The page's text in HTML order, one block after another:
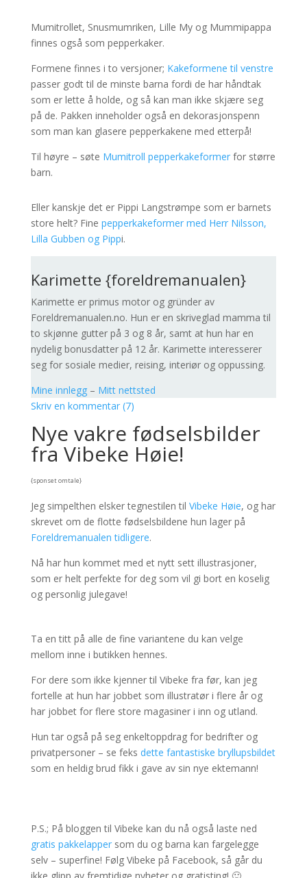
Mumitrollet, Snusmumriken, Lille My og Mummipappa
finnes også som pepperkaker.
Formene finnes i to versjoner; Kakeformene til venstre
passer godt til de minste barna fordi de har håndtak
som er lette å holde, og så kan man ikke skjære seg
på de. Pakken inneholder også en dekorasjonspenn
som man kan glasere pepperkakene med etterpå!
Til høyre – søte Mumitroll pepperkakeformerfor større
barn.
Eller kanskje det er Pippi Langstrømpe som er barnets
store helt? Fine pepperkakeformer med Herr Nilsson,
Lilla Gubben og Pippi.
Karimette {foreldremanualen}
Karimette er primus motor og gründer av
Foreldremanualen.no. Hun er en skriveglad mamma til
to skjønne gutter på 3 og 8 år, samt at hun har en
nydelig bonusdatter på 12 år. Karimette interesserer
seg for sosiale medier, reising, interiør og oppussing.
Mine innlegg– Mitt nettsted
Skriv en kommentar (7)
Nye vakre fødselsbilder
fra Vibeke Høie!
{sponset omtale}
Jeg simpelthen elsker tegnestilen til Vibeke Høie, og har
skrevet om de flotte fødselsbildene hun lager på
Foreldremanualen tidligere.
Nå har hun kommet med et nytt sett illustrasjoner,
som er helt perfekte for deg som vil gi bort en koselig
og personlig julegave!
Ta en titt på alle de fine variantene du kan velge
mellom inne i butikken hennes.
For dere som ikke kjenner til Vibeke fra før, kan jeg
fortelle at hun har jobbet som illustratør i flere år og
har jobbet for flere store magasiner i inn og utland.
Hun tar også på seg enkeltoppdrag for bedrifter og
privatpersoner – se feks dette fantastiske bryllupsbildet
som en heldig brud fikk i gave av sin nye ektemann!
P.S.; På bloggen til Vibeke kan du nå også laste ned
gratis pakkelappersom du og barna kan fargelegge
selv – superfine! Følg Vibeke på Facebook, så går du